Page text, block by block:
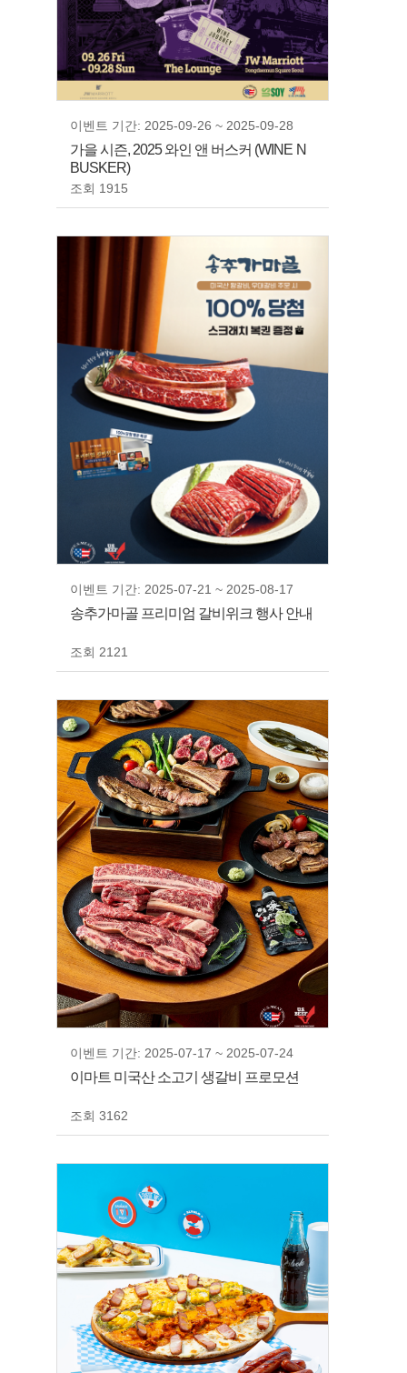
이벤트 기간: 2025-09-26 ~ 2025-09-28
가을 시즌, 2025 와인 앤 버스커 (WINE N
BUSKER)
조회 1915
이벤트 기간: 2025-07-21 ~ 2025-08-17
송추가마골 프리미엄 갈비위크 행사 안내
조회 2121
이벤트 기간: 2025-07-17 ~ 2025-07-24
이마트 미국산 소고기 생갈비 프로모션
조회 3162